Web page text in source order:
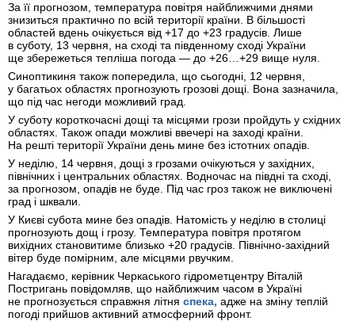
За її прогнозом, температура повітря найближчими днями
знизиться практично по всій території країни. В більшості
областей вдень очікується від +17 до +23 градусів. Лише
в суботу, 13 червня, на сході та південному сході України
ще збережеться тепліша погода — до +26…+29 вище нуля.
Синоптикиня також попередила, що сьогодні, 12 червня,
у багатьох областях прогнозують грозові дощі. Вона зазначила,
що під час негоди можливий град.
У суботу короткочасні дощі та місцями грози пройдуть у східних
областях. Також опади можливі ввечері на заході країни.
На решті території України день мине без істотних опадів.
У неділю, 14 червня, дощі з грозами очікуються у західних,
північних і центральних областях. Водночас на півдні та сході,
за прогнозом, опадів не буде. Під час гроз також не виключені
град і шквали.
У Києві субота мине без опадів. Натомість у неділю в столиці
прогнозують дощ і грозу. Температура повітря протягом
вихідних становитиме близько +20 градусів. Північно-західний
вітер буде помірним, але місцями рвучким.
Нагадаємо, керівник Черкаського гідрометцентру Віталій
Постригань повідомляв, що найближчим часом в Україні
не прогнозується справжня літня спека, адже на зміну теплій
погоді прийшов активний атмосферний фронт.